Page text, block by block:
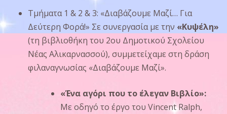
Τμήματα 1 & 2 & 3: «Διαβάζουμε Μαζί… Για
Δεύτερη Φορά!» Σε συνεργασία με την «Κυψέλη»
(τη βιβλιοθήκη του 2ου Δημοτικού Σχολείου
Νέας Αλικαρνασσού), συμμετείχαμε στη δράση
φιλαναγνωσίας «Διαβάζουμε Μαζί».
«Ένα αγόρι που το έλεγαν Βιβλίο»:
Με οδηγό το έργο του Vincent Ralph,